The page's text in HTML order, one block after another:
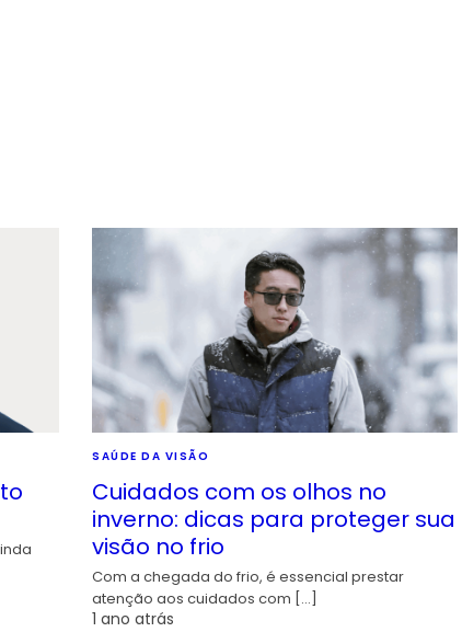
SAÚDE DA VISÃO
Cuidados com os olhos no
inverno: dicas para proteger sua
visão no frio
Com a chegada do frio, é essencial prestar
atenção aos cuidados com […]
1 ano atrás